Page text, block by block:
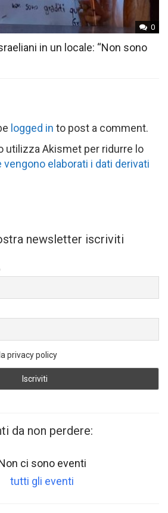
0
in un locale: “Non sono
logged in to post a comment.
utilizza Akismet per ridurre lo
vengono elaborati i dati derivati
newsletter iscriviti
privacy policy
da non perdere:
ci sono eventi
tutti gli eventi